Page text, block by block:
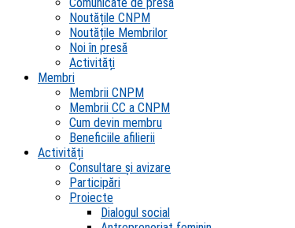
Noutățile CNPM
Noutățile Membrilor
Noi în presă
Activități
Membri
Membrii CNPM
Membrii CC a CNPM
Cum devin membru
Beneficiile afilierii
Activități
Consultare și avizare
Participări
Proiecte
Dialogul social